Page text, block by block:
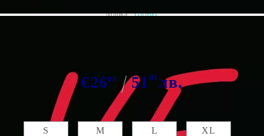
Марка: GiftBG
€2608 51 01 лв.
Размер мъжка:
S M L XL